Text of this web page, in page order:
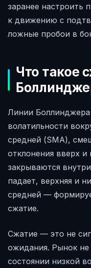
заранее настроить
к движению с
ложные пробои в
Что такое
Линии Боллинджера
волатильности
средней (SMA),
отклонения вверх и
закрываются
падает, верхняя и
средней —
сжатие.
Сжатие — это не
ожидания. Рынок
состоянии низкой